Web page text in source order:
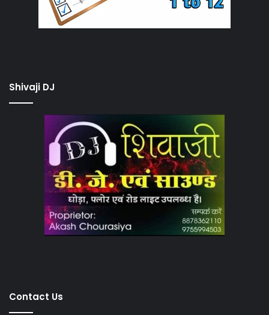
Shivaji DJ
Contact Us